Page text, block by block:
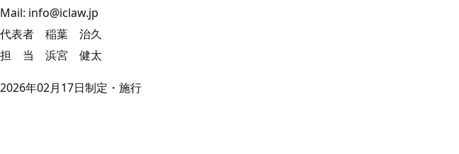
Mail: info@iclaw.jp
代表者 稲葉 治久
担 当 浜宮 健太
2026年02月17日制定・施行